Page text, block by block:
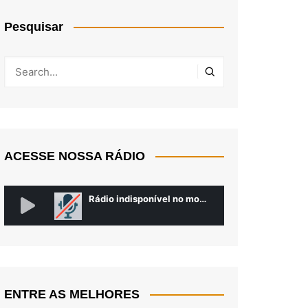
Pesquisar
ACESSE NOSSA RÁDIO
ENTRE AS MELHORES